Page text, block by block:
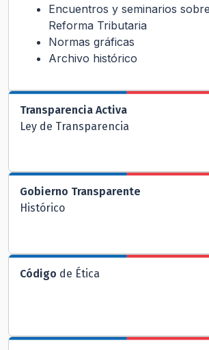
Encuentros y seminarios
Reforma Tributaria
Normas gráficas
Archivo histórico
Transparencia Activa
Ley de Transparencia
Gobierno Transparente
Histórico
Código de Ética